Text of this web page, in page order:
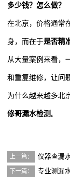
多少钱？怎么做？
在北京，价格通常
身，而在于是否精
从大量案例来看，
和重复维修，让问
为什么越来越多北
修哥漏水检测。
上一篇： 仪器查漏
下一篇： 专业测漏